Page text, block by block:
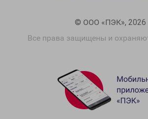
© ООО «ПЭК», 2026
Все права защищены и